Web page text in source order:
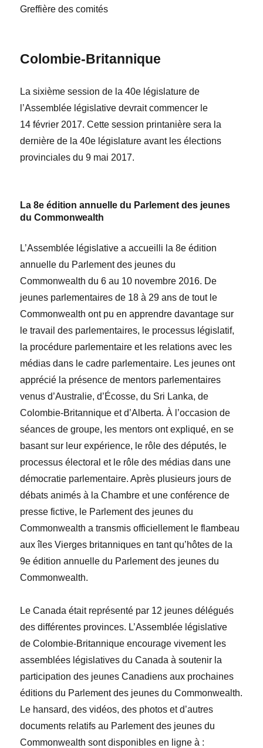
Greffière des comités
Colombie-Britannique
La sixième session de la 40e législaturede
l’Assemblée législative devrait commencer le
14 février 2017. Cette session printanière sera la
dernière de la 40e législature avant les élections
provinciales du 9 mai 2017.
La 8e édition annuelle du Parlement des jeunes
du Commonwealth
L’Assemblée législative a accueilli la 8e édition
annuelle du Parlement des jeunes du
Commonwealth du 6 au 10 novembre 2016. De
jeunes parlementaires de 18 à 29 ans de tout le
Commonwealth ont pu en apprendre davantage sur
le travail des parlementaires, le processus législatif,
la procédure parlementaire et les relations avec les
médias dans le cadre parlementaire. Les jeunes ont
apprécié la présence de mentors parlementaires
venus d’Australie, d’Écosse, du Sri Lanka, de
Colombie-Britannique et d’Alberta. À l’occasion de
séances de groupe, les mentors ont expliqué, en se
basant sur leur expérience, le rôle des députés, le
processus électoral et le rôle des médias dans une
démocratie parlementaire. Après plusieurs jours de
débats animés à la Chambre et une conférence de
presse fictive, le Parlement des jeunes du
Commonwealth a transmis officiellement le flambeau
auxîles Vierges britanniques en tant qu’hôtes de la
9e édition annuelle du Parlement des jeunes du
Commonwealth.
Le Canada était représenté par 12 jeunes délégués
des différentes provinces. L’Assemblée législative
de Colombie-Britannique encourage vivement les
assemblées législatives du Canadaà soutenir la
participation des jeunes Canadiens aux prochaines
éditions du Parlement des jeunes du Commonwealth.
Le hansard, des vidéos, des photos et d’autres
documents relatifs au Parlement des jeunes du
Commonwealth sont disponibles en ligne à :